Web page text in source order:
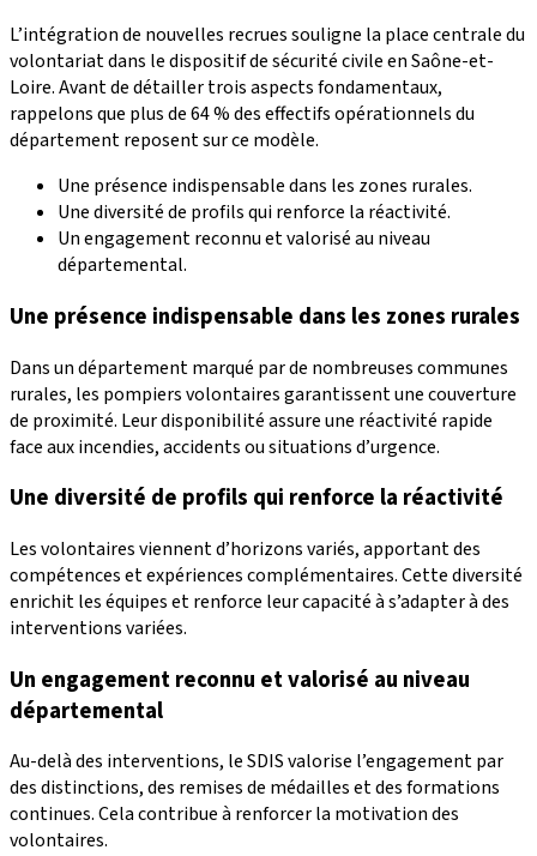
L’intégration de nouvelles recrues souligne la place centrale du
volontariat dans le dispositif de sécurité civile en Saône-et-
Loire. Avant de détailler trois aspects fondamentaux,
rappelons que plus de 64 % des effectifs opérationnels du
département reposent sur ce modèle.
Une présence indispensable dans les zones rurales.
Une diversité de profils qui renforce la réactivité.
Un engagement reconnu et valorisé au niveau
départemental.
Une présence indispensable dans les zones rurales
Dans un département marqué par de nombreuses communes
rurales, les pompiers volontaires garantissent une couverture
de proximité. Leur disponibilité assure une réactivité rapide
face aux incendies, accidents ou situations d’urgence.
Une diversité de profils qui renforce la réactivité
Les volontaires viennent d’horizons variés, apportant des
compétences et expériences complémentaires. Cette diversité
enrichit les équipes et renforce leur capacité à s’adapter à des
interventions variées.
Un engagement reconnu et valorisé au niveau
départemental
Au-delà des interventions, le SDIS valorise l’engagement par
des distinctions, des remises de médailles et des formations
continues. Cela contribue à renforcer la motivation des
volontaires.